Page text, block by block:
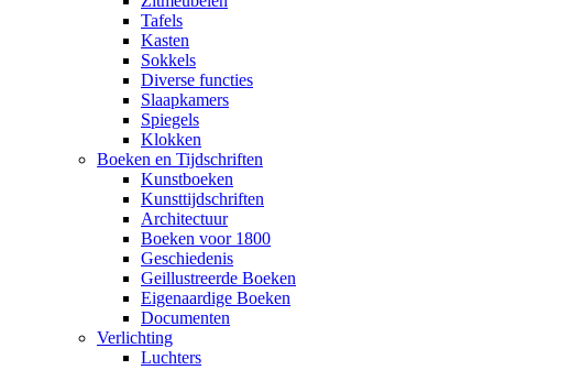
Tafels
Kasten
Sokkels
Diverse functies
Slaapkamers
Spiegels
Klokken
Boeken en Tijdschriften
Kunstboeken
Kunsttijdschriften
Architectuur
Boeken voor 1800
Geschiedenis
Geillustreerde Boeken
Eigenaardige Boeken
Documenten
Verlichting
Luchters